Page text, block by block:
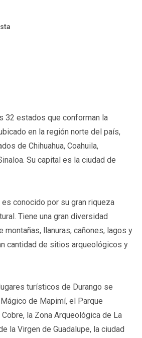
32 estados que conforman la
en la región norte del país,
de Chihuahua, Coahuila,
Su capital es la ciudad de
es conocido por su gran riqueza
Tiene una gran diversidad
montañas, llanuras, cañones, lagos y
cantidad de sitios arqueológicos y
turísticos de Durango se
de Mapimí, el Parque
Cobre, la Zona Arqueológica de La
la Virgen de Guadalupe, la ciudad